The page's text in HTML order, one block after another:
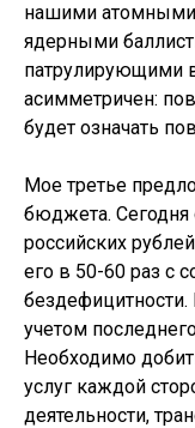
нашими
ядерными
патрулирующими
асимметричен:
будет означать
Мое третье
бюджета. Сегодня
российских
его в 50-60 раз с
бездефицитности.
учетом
Необходимо
услуг каждой
деятельности,